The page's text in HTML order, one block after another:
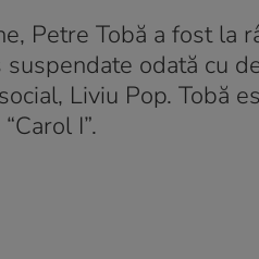
Petre Tobă a fost la
odată cu
Liviu Pop. Tobă
I”.